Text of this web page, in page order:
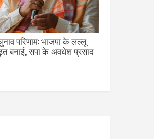
परिणाम: भाजपा के लल्लू
बनाई, सपा के अवधेश प्रसाद